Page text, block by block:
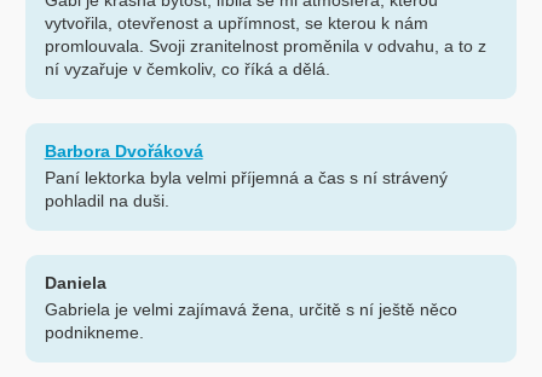
vytvořila, otevřenost a upřímnost, se kterou k nám
promlouvala. Svoji zranitelnost proměnila v odvahu, a to z
ní vyzařuje v čemkoliv, co říká a dělá.
Barbora Dvořáková
Paní lektorka byla velmi příjemná a čas s ní strávený
pohladil na duši.
Daniela
Gabriela je velmi zajímavá žena, určitě s ní ještě něco
podnikneme.